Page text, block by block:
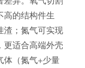
高的结构件生
； 氮气可实现
更适合高端外壳
体（氮气+少量